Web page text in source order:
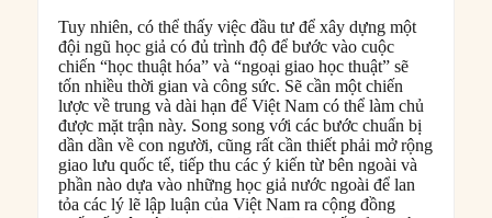
Tuy nhiên, có thể thấy việc đầu tư để xây dựng một
đội ngũ học giả có đủ trình độ để bước vào cuộc
chiến “học thuật hóa” và “ngoại giao học thuật” sẽ
tốn nhiều thời gian và công sức. Sẽ cần một chiến
lược về trung và dài hạn để Việt Nam có thể làm chủ
được mặt trận này. Song song với các bước chuẩn bị
dần dần về con người, cũng rất cần thiết phải mở rộng
giao lưu quốc tế, tiếp thu các ý kiến từ bên ngoài và
phần nào dựa vào những học giả nước ngoài để lan
tỏa các lý lẽ lập luận của Việt Nam ra cộng đồng